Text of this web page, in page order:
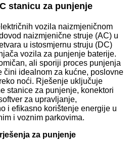
stanicu za punjenje
vozila naizmjeničnom
naizmjenične struje (AC) u
u istosmjernu struju (DC)
vozila za punjenje baterije.
ali sporiji proces punjenja
čini idealnom za kućne, poslovne
noći. Rješenje uključuje
stanice za punjenje, konektori
za upravljanje,
i efikasno korištenje energije u
i voznim parkovima.
za punjenje